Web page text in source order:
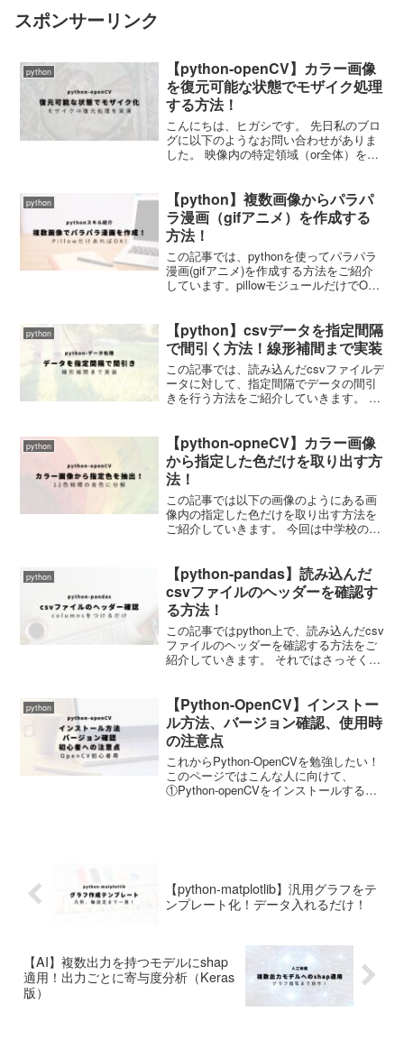
スポンサーリンク
python
【python-openCV】カラー画像
を復元可能な状態でモザイク処理
する方法！
こんにちは、ヒガシです。 先日私のブロ
グに以下のようなお問い合わせがありま
した。 映像内の特定領域（or全体）を復
けではありません。。） 復元する方法を
知っている人しか...
python
【python】複数画像からパラパ
ラ漫画（gifアニメ）を作成する
方法！
この記事では、pythonを使ってパラパラ
漫画(gifアニメ)を作成する方法をご紹介
しています。pillowモジュールだけでOK
python
【python】csvデータを指定間隔
で間引く方法！線形補間まで実装
この記事では、読み込んだcsvファイルデ
ータに対して、指定間隔でデータの間引
きを行う方法をご紹介していきます。 単
するようにしています。 データ処理の際
にぜひご活用くだ...
python
【python-opneCV】カラー画像
から指定した色だけを取り出す方
法！
この記事では以下の画像のようにある画
像内の指定した色だけを取り出す方法を
ご紹介していきます。 今回は中学校の美
下が先ほどのサンプル画像を１２色相環
の各色に分割した出力...
python
【python-pandas】読み込んだ
csvファイルのヘッダーを確認す
る方法！
この記事ではpython上で、読み込んだcsv
ファイルのヘッダーを確認する方法をご
紹介していきます。 それではさっそくや
くつかありますが、今回は一番よくつ...
python
【Python-OpenCV】インストー
ル方法、バージョン確認、使用時
の注意点
これからPython-OpenCVを勉強したい！
このページではこんな人に向けて、
①Python-openCVをインストールする方
【python-matplotlib】汎用グラフをテ
ンプレート化！データ入れるだけ！
【AI】複数出力を持つモデルにshap
適用！出力ごとに寄与度分析（Keras
版）